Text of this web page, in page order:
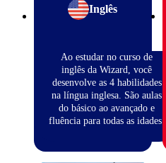
Inglês
Ao estudar no curso de
inglês da Wizard, você
desenvolve as 4 habilidades
na língua inglesa. São aulas
do básico ao avançado e
fluência para todas as idades.